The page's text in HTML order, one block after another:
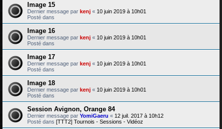
Image 15
Dernier message par kenj « 10 juin 2019 à 10h01
Posté dans
Image 16
Dernier message par kenj « 10 juin 2019 à 10h01
Posté dans
Image 17
Dernier message par kenj « 10 juin 2019 à 10h01
Posté dans
Image 18
Dernier message par kenj « 10 juin 2019 à 10h01
Posté dans
Session Avignon, Orange 84
Dernier message par YomiGaeru « 12 juil. 2017 à 10h12
Posté dans [TTT2] Tournois - Sessions - Vidéoz